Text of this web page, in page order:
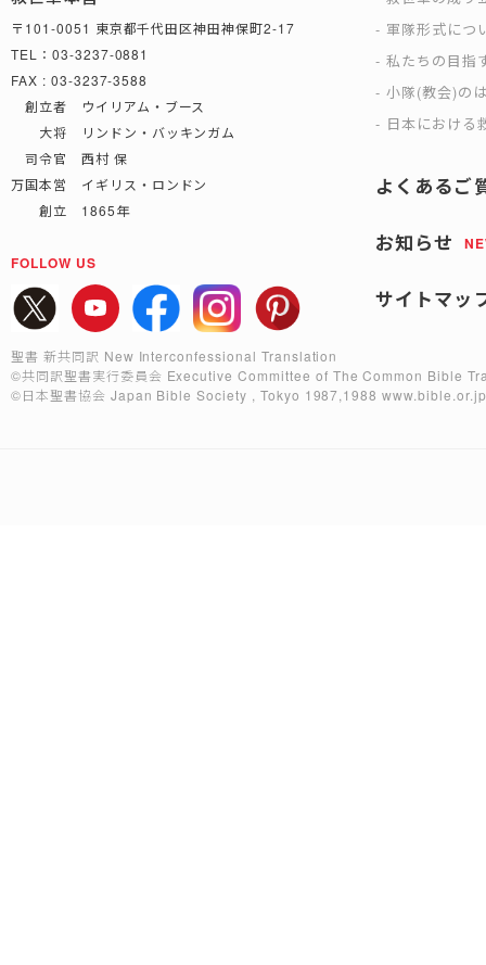
〒101-0051 東京都千代田区神田神保町2-17
TEL：03-3237-0881
FAX : 03-3237-3588
創立者 ウイリアム・ブース
大将 リンドン・バッキンガム
司令官 西村 保
万国本営 イギリス・ロンドン
創立 1865年
FOLLOW US
軍隊形式につ
私たちの目指
小隊(教会)の
日本における
よくあるご
お知らせ
サイトマッ
聖書 新共同訳 New Interconfessional Translation
©共同訳聖書実行委員会 Executive Committee of The Common Bible
©日本聖書協会 Japan Bible Society , Tokyo 1987,1988www.bible.or.jp